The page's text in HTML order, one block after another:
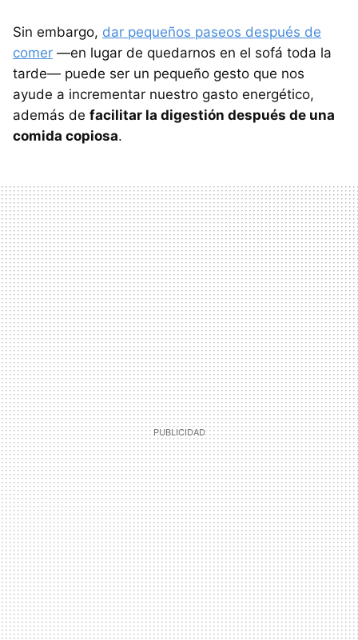
Sin embargo, dar pequeños paseos después de
comer —en lugar de quedarnos en el sofá toda la
tarde— puede ser un pequeño gesto que nos
ayude a incrementar nuestro gasto energético,
además de facilitar la digestión después de una
comida copiosa.